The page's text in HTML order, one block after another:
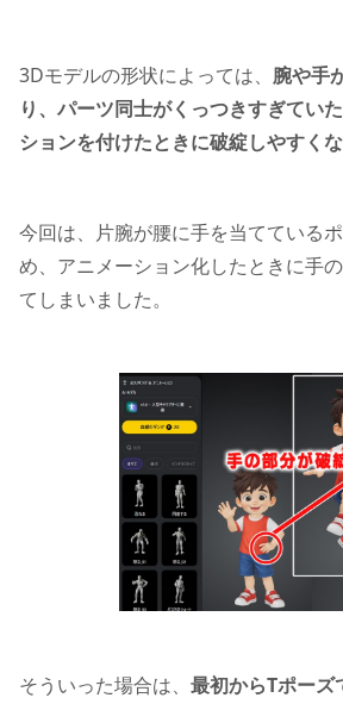
3Dモデルの形状によっては、 腕や手
り、パーツ同士がくっつきすぎてい
ションを付けたときに破綻しやすくな
今回は、片腕が腰に手を当てている
め、アニメーション化したときに手
てしまいました。
そういった場合は、 最初からTポーズ